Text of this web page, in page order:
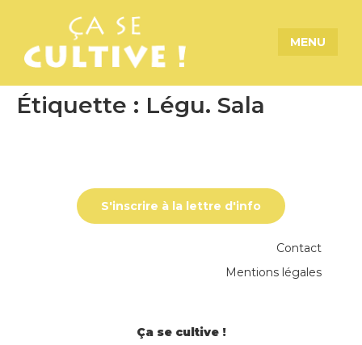
MENU
Étiquette : Légu. Sala
Ça se cultive !
S'inscrire à la lettre d'info
Contact
Mentions légales